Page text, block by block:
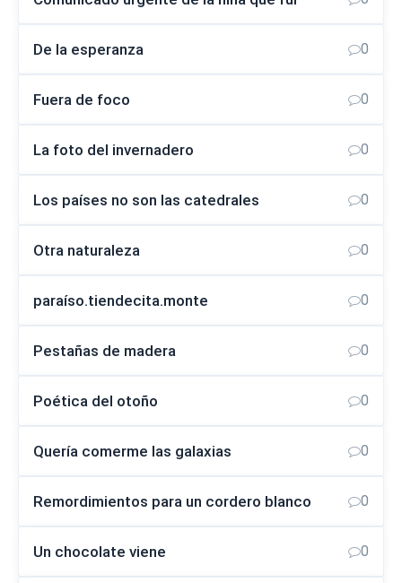
De la esperanza 0
Fuera de foco 0
La foto del invernadero 0
Los países no son las catedrales 0
Otra naturaleza 0
paraíso.tiendecita.monte 0
Pestañas de madera 0
Poética del otoño 0
Quería comerme las galaxias 0
Remordimientos para un cordero blanco 0
Un chocolate viene 0